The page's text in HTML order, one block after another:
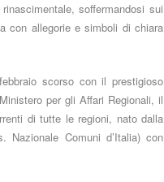
soffermandosi sui
con allegorie e simboli di chiara
scorso con il prestigioso
per gli Affari Regionali, il
di tutte le regioni, nato dalla
Nazionale Comuni d’Italia) con